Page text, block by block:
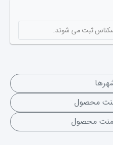
ثبت می شوند.
محصول
محصول